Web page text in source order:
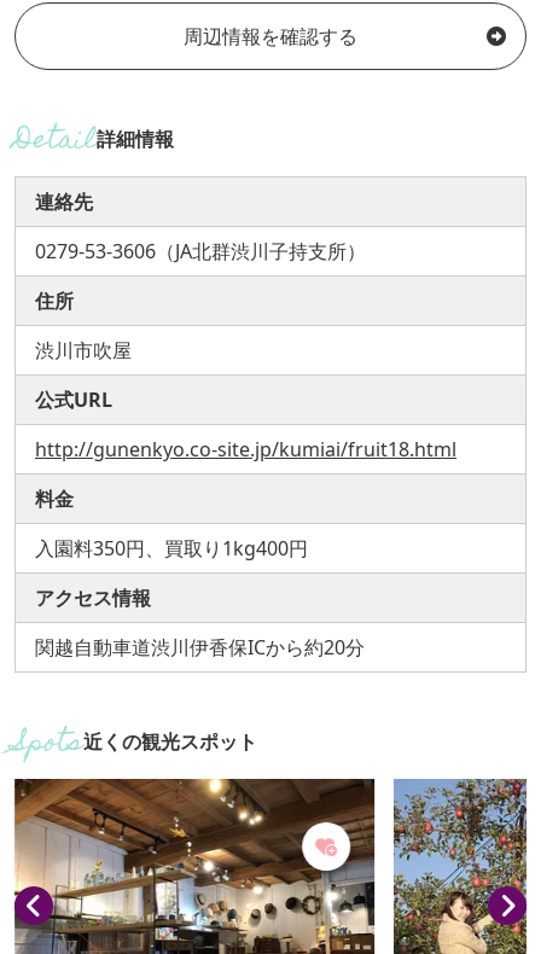
周辺情報を確認する
詳細情報
連絡先
0279-53-3606（JA北群渋川子持支所）
住所
渋川市吹屋
公式URL
http://gunenkyo.co-site.jp/kumiai/fruit18.html
料金
入園料350円、買取り1kg400円
アクセス情報
関越自動車道渋川伊香保ICから約20分
近くの観光スポット